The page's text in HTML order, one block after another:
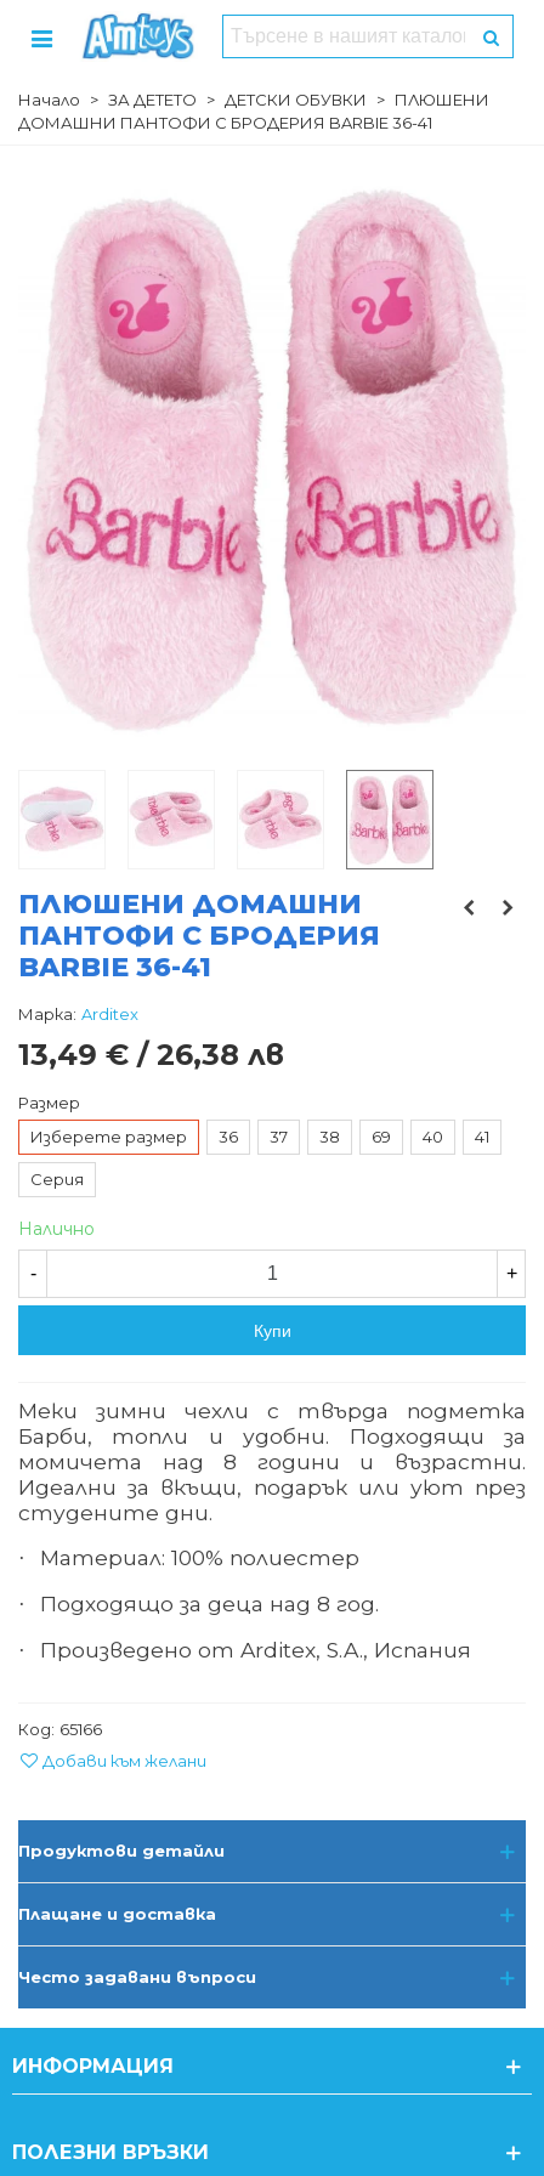
Начало > ЗА ДЕТЕТО > ДЕТСКИ ОБУВКИ > ПЛЮШЕНИ
ДОМАШНИ ПАНТОФИ С БРОДЕРИЯ BARBIE 36-41
ПЛЮШЕНИ ДОМАШНИ
ПАНТОФИ С БРОДЕРИЯ
BARBIE 36-41
Марка: Arditex
13,49 € / 26,38 лв
Размер
Изберете размер
36 37 38 69 40 41
Серия
Налично
- +
Купи
Меки зимни чехли с твърда подметка
Барби, топли и удобни. Подходящи за
момичета над 8 години и възрастни.
Идеални за вкъщи, подарък или уют през
студените дни.
· Материал: 100% полиестер
· Подходящо за деца над 8 год.
· Произведено от Arditex, S.A., Испания
Код: 65166
Добави към желани
Продуктови детайли
Плащане и доставка
Често задавани въпроси
ИНФОРМАЦИЯ
ПОЛЕЗНИ ВРЪЗКИ